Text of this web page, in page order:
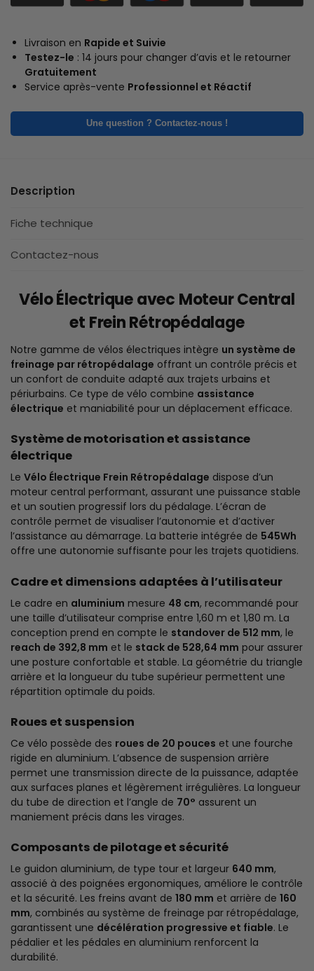
Livraison en Rapide et Suivie
Testez-le : 14 jours pour changer d’avis et le retourner
Gratuitement
Service après-vente Professionnel et Réactif
Une question ? Contactez-nous !
Description
Fiche technique
Contactez-nous
Vélo Électrique avec Moteur Central
et Frein Rétropédalage
Notre gamme de vélos électriques intègre un système de
freinage par rétropédalage offrant un contrôle précis et
un confort de conduite adapté aux trajets urbains et
périurbains. Ce type de vélo combine assistance
électrique et maniabilité pour un déplacement efficace.
Système de motorisation et assistance
électrique
Le Vélo Électrique Frein Rétropédalage dispose d’un
moteur central performant, assurant une puissance stable
et un soutien progressif lors du pédalage. L’écran de
contrôle permet de visualiser l’autonomie et d’activer
l’assistance au démarrage. La batterie intégrée de 545Wh
offre une autonomie suffisante pour les trajets quotidiens.
Cadre et dimensions adaptées à l’utilisateur
Le cadre en aluminium mesure 48 cm, recommandé pour
une taille d’utilisateur comprise entre 1,60 m et 1,80 m. La
conception prend en compte le standover de 512 mm, le
reach de 392,8 mm et le stack de 528,64 mm pour assurer
une posture confortable et stable. La géométrie du triangle
arrière et la longueur du tube supérieur permettent une
répartition optimale du poids.
Roues et suspension
Ce vélo possède des roues de 20 pouces et une fourche
rigide en aluminium. L’absence de suspension arrière
permet une transmission directe de la puissance, adaptée
aux surfaces planes et légèrement irrégulières. La longueur
du tube de direction et l’angle de 70° assurent un
maniement précis dans les virages.
Composants de pilotage et sécurité
Le guidon aluminium, de type tour et largeur 640 mm,
associé à des poignées ergonomiques, améliore le contrôle
et la sécurité. Les freins avant de 180 mm et arrière de 160
mm, combinés au système de freinage par rétropédalage,
garantissent une décélération progressive et fiable. Le
pédalier et les pédales en aluminium renforcent la
durabilité.